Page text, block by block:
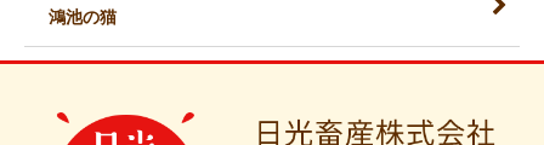
鴻池の猫